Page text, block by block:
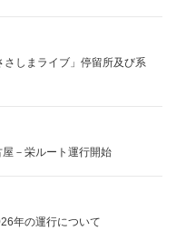
さしまライブ」停留所及び系
－栄ルート運行開始
年の運行について